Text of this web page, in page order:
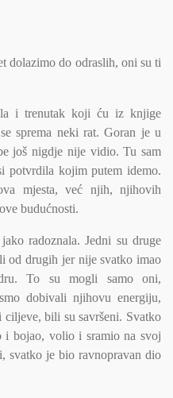
dolazimo do odraslih, oni su ti
i trenutak koji ću iz knjige
sprema neki rat. Goran je u
još nigdje nije vidio. Tu sam
potvrdila kojim putem idemo.
mjesta, već njih, njihovih
budućnosti.
radoznala. Jedni su druge
od drugih jer nije svatko imao
To su mogli samo oni,
dobivali njihovu energiju,
bili su savršeni. Svatko
i bojao, volio i sramio na svoj
svatko je bio ravnopravan dio